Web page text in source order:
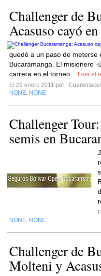
Challenger de
Acasuso cayó
quedó a un paso de meterse
Bucaramanga. El misionero
carrera en el torneo...
Leer el
El 29 enero 2011 por
NONE NONE
Challenger
semis en
NONE NONE
Challenger de
Molteni y